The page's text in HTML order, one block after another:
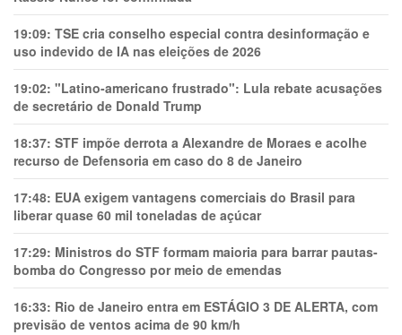
19:09: TSE cria conselho especial contra desinformação e
uso indevido de IA nas eleições de 2026
19:02: "Latino-americano frustrado": Lula rebate acusações
de secretário de Donald Trump
18:37: STF impõe derrota a Alexandre de Moraes e acolhe
recurso de Defensoria em caso do 8 de Janeiro
17:48: EUA exigem vantagens comerciais do Brasil para
liberar quase 60 mil toneladas de açúcar
17:29: Ministros do STF formam maioria para barrar pautas-
bomba do Congresso por meio de emendas
16:33: Rio de Janeiro entra em ESTÁGIO 3 DE ALERTA, com
previsão de ventos acima de 90 km/h